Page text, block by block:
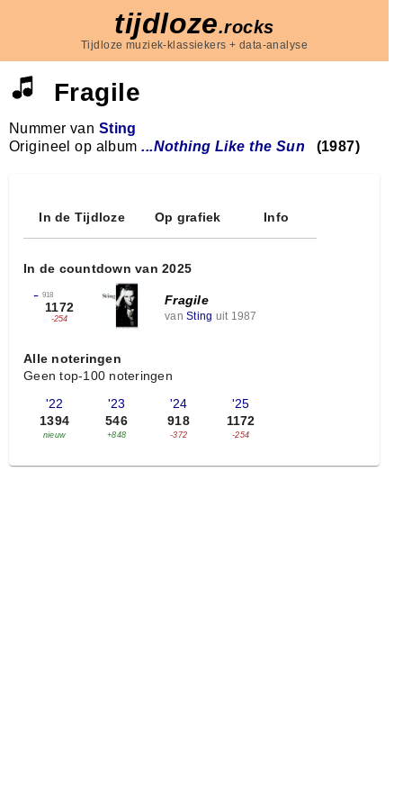
tijdloze.rocks
Tijdloze muziek-klassiekers + data-analyse
Fragile
Nummer van Sting
Origineel op album...Nothing Like the Sun (1987)
In de Tijdloze Op grafiek Info
In de countdown van 2025
← 918
1172
-254
Fragile
van Sting uit 1987
Alle noteringen
Geen top-100 noteringen
'22
1394
nieuw
'23
546
+848
'24
918
-372
'25
1172
-254